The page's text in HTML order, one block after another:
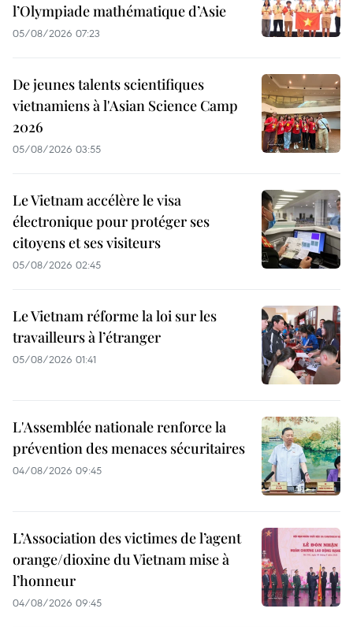
l’Olympiade mathématique d’Asie
05/08/2026 07:23
De jeunes talents scientifiques
vietnamiens à l'Asian Science Camp
2026
05/08/2026 03:55
Le Vietnam accélère le visa
électronique pour protéger ses
citoyens et ses visiteurs
05/08/2026 02:45
Le Vietnam réforme la loi sur les
travailleurs à l’étranger
05/08/2026 01:41
L'Assemblée nationale renforce la
prévention des menaces sécuritaires
04/08/2026 09:45
L’Association des victimes de l’agent
orange/dioxine du Vietnam mise à
l’honneur
04/08/2026 09:45